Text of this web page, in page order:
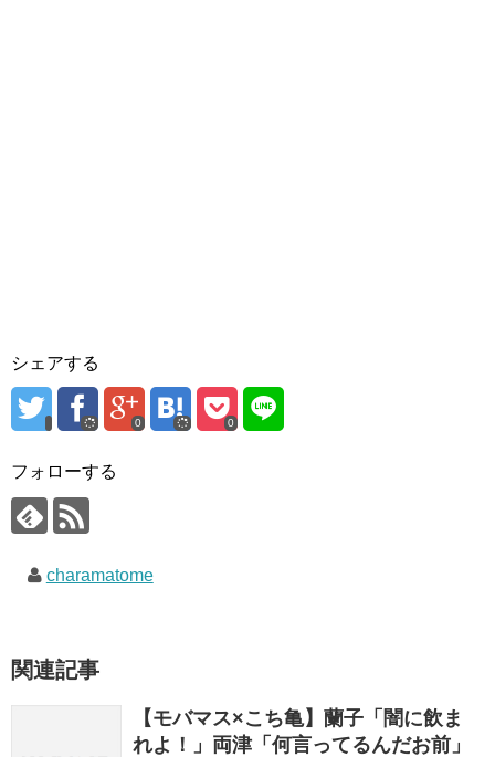
シェアする
0 0
フォローする
charamatome
関連記事
【モバマス×こち亀】蘭子「闇に飲ま
れよ！」両津「何言ってるんだお前」